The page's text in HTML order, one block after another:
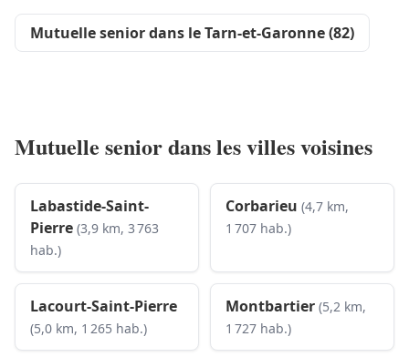
Mutuelle senior dans le Tarn-et-Garonne (82)
Mutuelle senior dans les villes voisines
Labastide-Saint-
Pierre (3,9 km, 3 763
hab.)
Corbarieu (4,7 km,
1 707 hab.)
Lacourt-Saint-Pierre
(5,0 km, 1 265 hab.)
Montbartier (5,2 km,
1 727 hab.)